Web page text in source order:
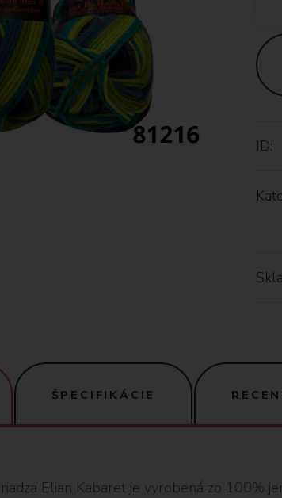
ID:
ŠPECIFIKÁCIE
Elian Kabaret je vyrobená zo 100%